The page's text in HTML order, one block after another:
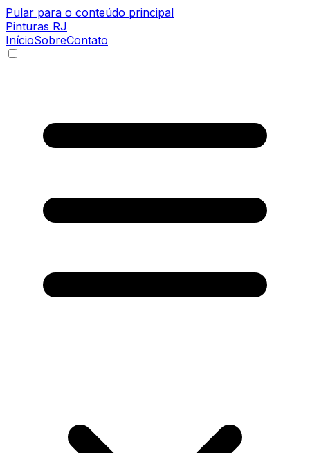
Pular para o conteúdo principal
Pinturas RJ
InícioSobreContato